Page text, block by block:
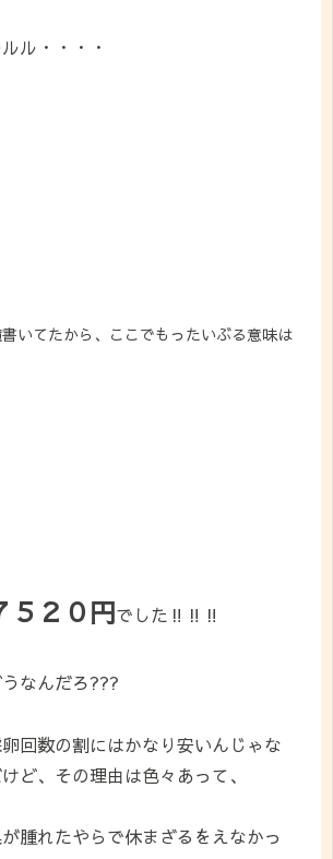
ル・・・・
いてたから、ここでもったいぶる意味は
５２０円でした‼‼‼
なんだろ???
回数の割にはかなり安いんじゃな
ど、その理由は色々あって、
腫れたやらで休まざるをえなかっ